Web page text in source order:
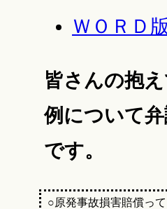
ＷＯＲＤ
皆さんの抱
例について
です。
○原発事故損害賠償っ